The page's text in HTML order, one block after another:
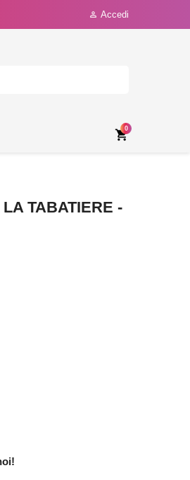
 Accedi

0
TABATIERE -